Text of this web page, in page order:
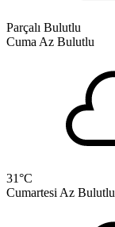
Parçalı Bulutlu
Cuma Az Bulutlu
31°C
Cumartesi Az Bulutlu